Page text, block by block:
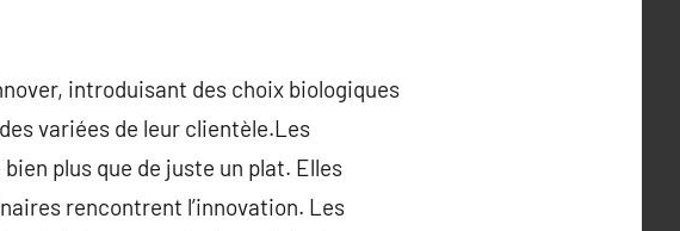
introduisant des choix biologiques
variées de leur clientèle.Les
plus que de juste un plat. Elles
rencontrent l’innovation. Les